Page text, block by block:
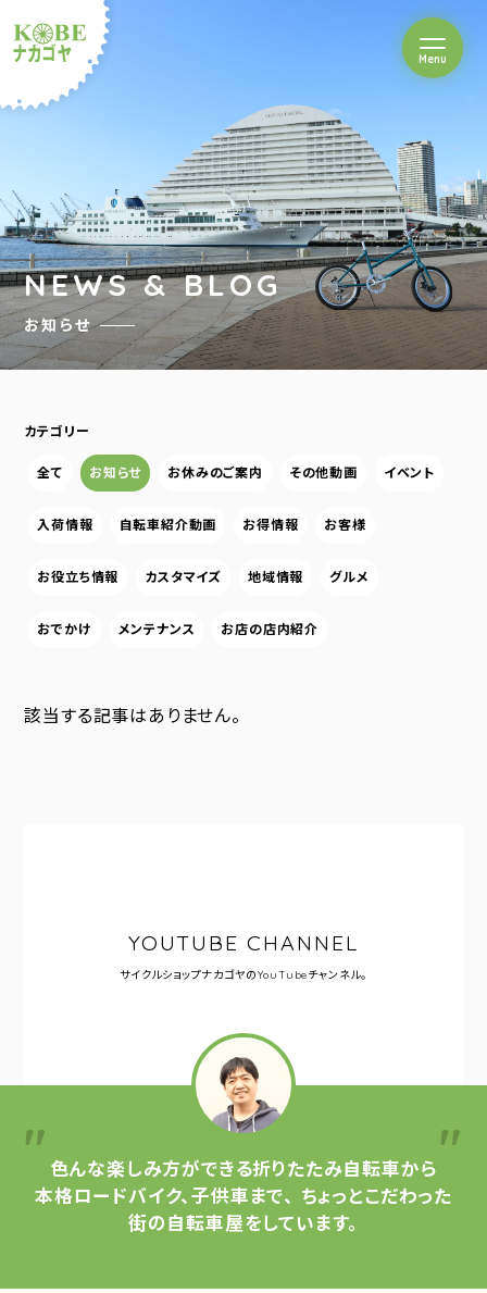
ルショップナカゴヤ
Menuを開閉
NEWS & BLOG
お知らせ
カテゴリー
全て お知らせ お休みのご案内 その他動画 イベント
入荷情報 自転車紹介動画 お得情報 お客様
お役立ち情報 カスタマイズ 地域情報 グルメ
おでかけ メンテナンス お店の店内紹介
該当する記事はありません。
YOUTUBE CHANNEL
サイクルショップナカゴヤのYouTubeチャンネル。
色んな楽しみ方ができる折りたたみ自転車から
本格ロードバイク、子供車まで、 ちょっとこだわった
街の自転車屋をしています。